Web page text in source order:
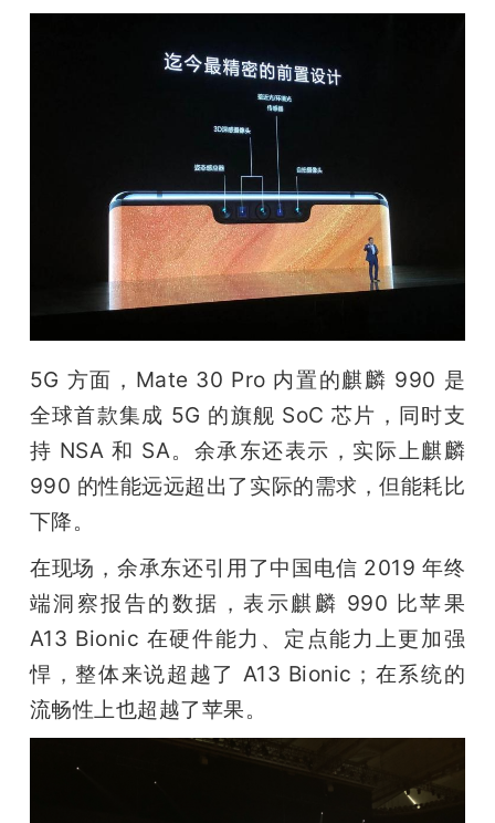
5G 方面，Mate 30 Pro 内置的麒麟 990 是
全球首款集成 5G 的旗舰 SoC 芯片，同时支
持 NSA 和 SA。余承东还表示，实际上麒麟
990 的性能远远超出了实际的需求，但能耗比
下降。
在现场，余承东还引用了中国电信 2019 年终
端洞察报告的数据，表示麒麟 990 比苹果
A13 Bionic 在硬件能力、定点能力上更加强
悍，整体来说超越了 A13 Bionic；在系统的
流畅性上也超越了苹果。